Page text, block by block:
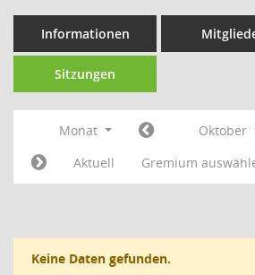
Informationen
Sitzungen
Monat Oktober
Aktuell
Gremium
Keine Daten gefunden.